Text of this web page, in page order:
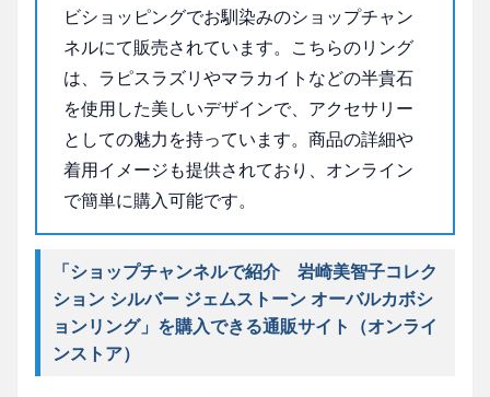
ビショッピングでお馴染みのショップチャン
ネルにて販売されています。こちらのリング
は、ラピスラズリやマラカイトなどの半貴石
を使用した美しいデザインで、アクセサリー
としての魅力を持っています。商品の詳細や
着用イメージも提供されており、オンライン
で簡単に購入可能です。
「ショップチャンネルで紹介 岩崎美智子コレク
ション シルバー ジェムストーン オーバルカボシ
ョンリング」を購入できる通販サイト（オンライ
ンストア）